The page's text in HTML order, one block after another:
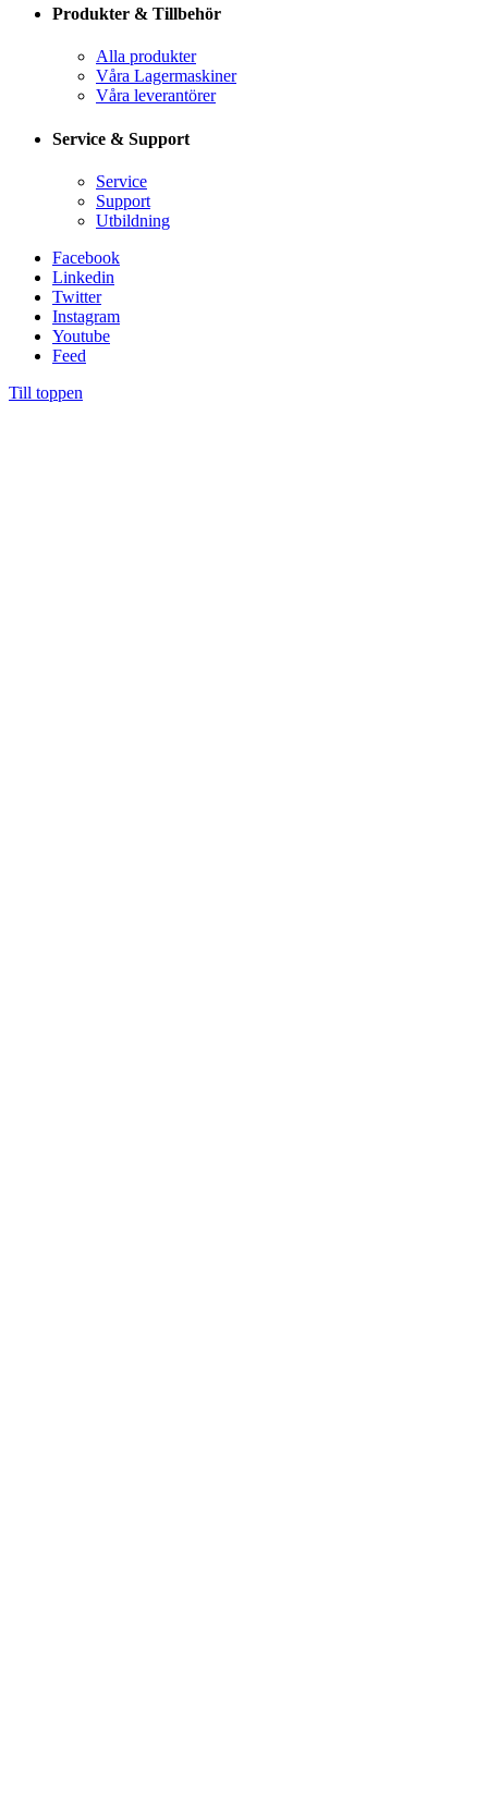
Produkter & Tillbehör
Alla produkter
Våra Lagermaskiner
Våra leverantörer
Service & Support
Service
Support
Utbildning
Facebook
Linkedin
Twitter
Instagram
Youtube
Feed
Till toppen